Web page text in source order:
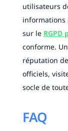
utilisateurs
informations
sur le RGPD
conforme.
réputation
officiels,
socle de
FAQ